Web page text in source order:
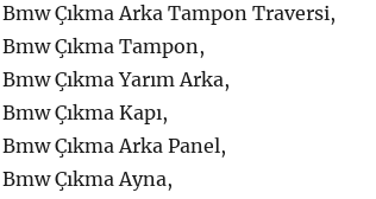
Bmw Çıkma Arka Tampon Traversi,
Bmw Çıkma Tampon,
Bmw Çıkma Yarım Arka,
Bmw Çıkma Kapı,
Bmw Çıkma Arka Panel,
Bmw Çıkma Ayna,